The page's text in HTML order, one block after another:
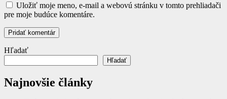
Uložiť moje meno, e-mail a webovú stránku v tomto prehliadači
pre moje budúce komentáre.
Hľadať
Hľadať
Najnovšie články